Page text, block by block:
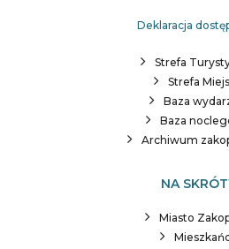
Deklaracja
Strefa
Strefa
Baza
Baza
Archiwum
NA
Miasto